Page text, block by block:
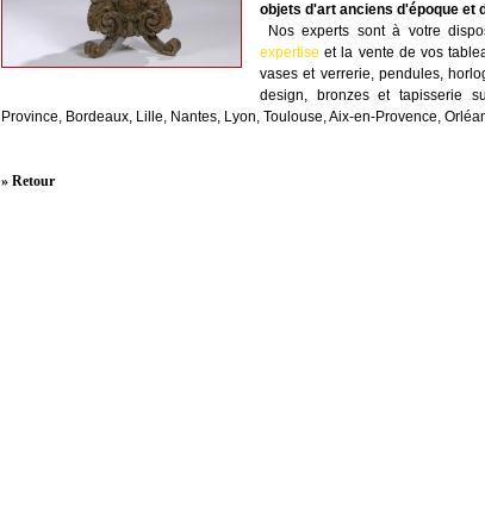
objets d'art anciens d'époque et
Nos experts sont à votre
expertise et la vente de vos
vases et verrerie, pendules,
design, bronzes et tapisserie
Province, Bordeaux, Lille, Nantes, Lyon, Toulouse, Aix-en-Provence,
» Retour